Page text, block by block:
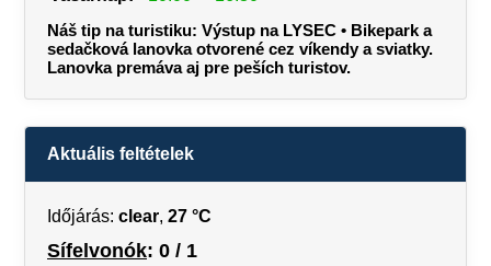
Náš tip na turistiku: Výstup na LYSEC • Bikepark a
sedačková lanovka otvorené cez víkendy a sviatky.
Lanovka premáva aj pre peších turistov.
Aktuális feltételek
Időjárás: clear, 27 °C
Sífelvonók: 0 / 1